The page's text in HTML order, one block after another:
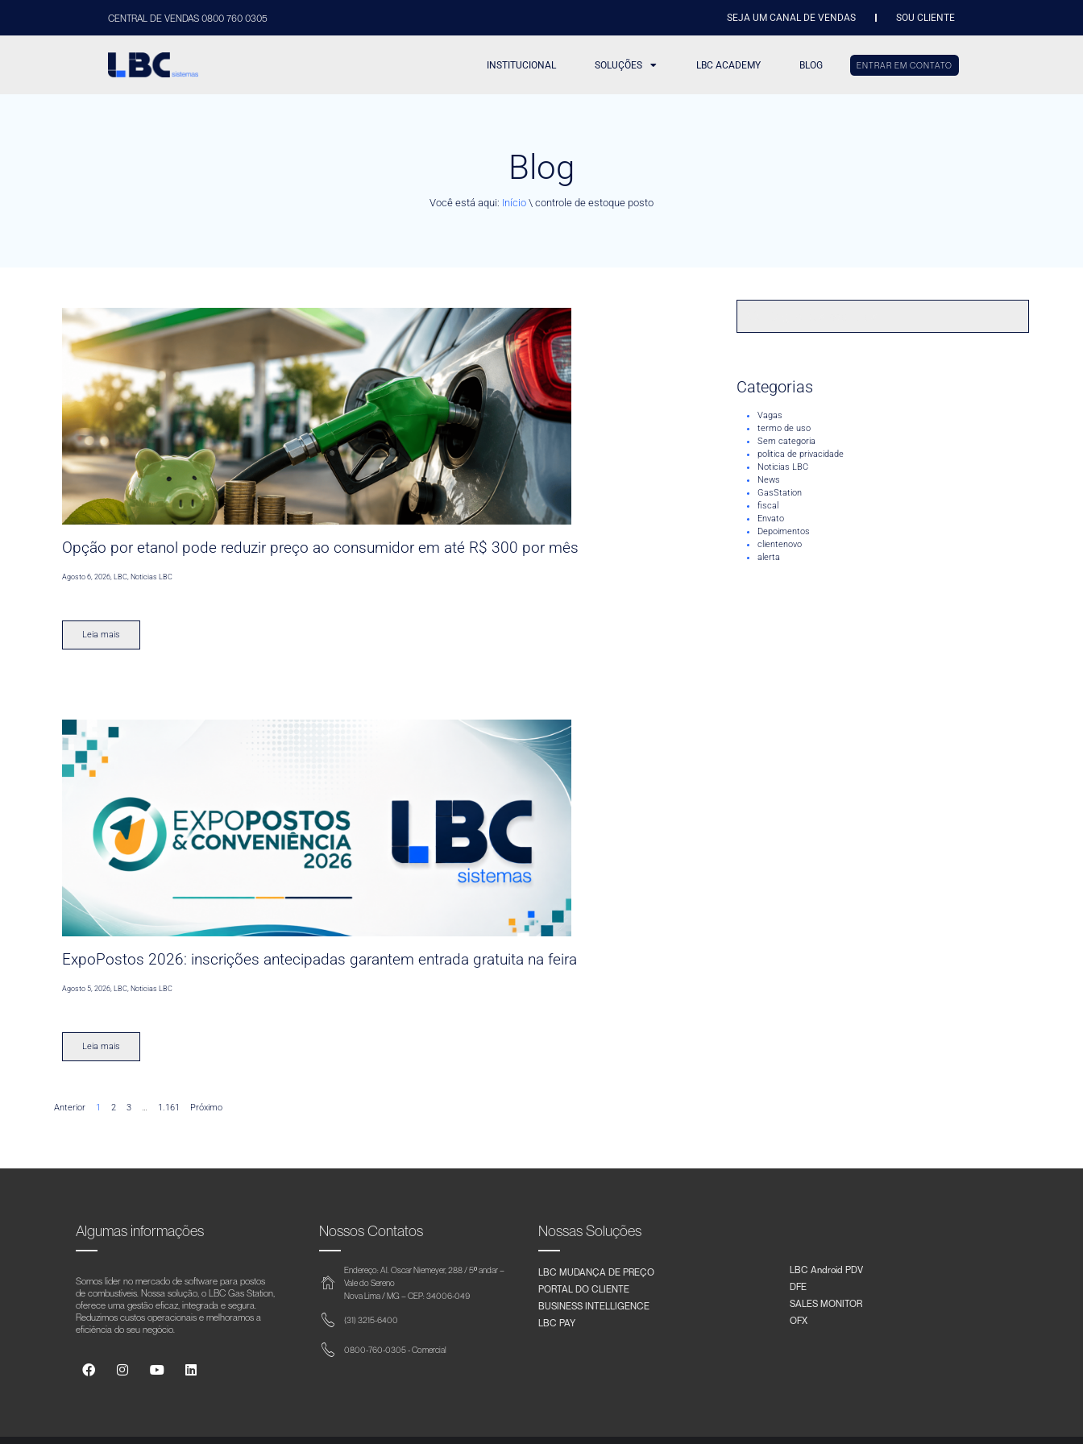
CENTRAL DE VENDAS 0800 760 0305 SEJA UM CANAL DE VENDAS SOU CLIENTE
INSTITUCIONAL SOLUÇÕES LBC ACADEMY BLOG ENTRAR EM CONTATO
Blog
Você está aqui: Início \ controle de estoque posto
Opção por etanol pode reduzir preço ao consumidor em até R$ 300 por mês
Agosto 6, 2026,LBC,Noticias LBC
Leia mais
ExpoPostos 2026: inscrições antecipadas garantem entrada gratuita na feira
Agosto 5, 2026 ,LBC Noticias LBC
Leia mais
Anterior 1 2 3 … 1.161 Próximo
Categorias
Vagas
termo de uso
Sem categoria
politica de privacidade
Noticias LBC
News
GasStation
fiscal
Envato
Depoimentos
clientenovo
alerta
Algumas informações
Somos líder no mercado de software para postos
de combustíveis. Nossa solução, o LBC Gas Station,
oferece uma gestão eficaz, integrada e segura.
Reduzimos custos operacionais e melhoramos a
eficiência do seu negócio.
Nossos Contatos
Endereço: Al. Oscar Niemeyer, 288 / 5º andar –
Vale do Sereno
Nova Lima / MG – CEP: 34006-049
(31) 3215-6400
0800-760-0305 - Comercial
Nossas Soluções
LBC MUDANÇA DE PREÇO
PORTAL DO CLIENTE
BUSINESS INTELLIGENCE
LBC PAY
LBC Android PDV
DFE
SALES MONITOR
OFX